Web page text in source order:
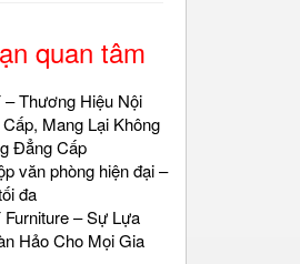
quan tâm
– Thương Hiệu Nội
Mang Lại Không
Đẳng Cấp
văn phòng hiện đại –
đa
Furniture – Sự Lựa
Hảo Cho Mọi Gia